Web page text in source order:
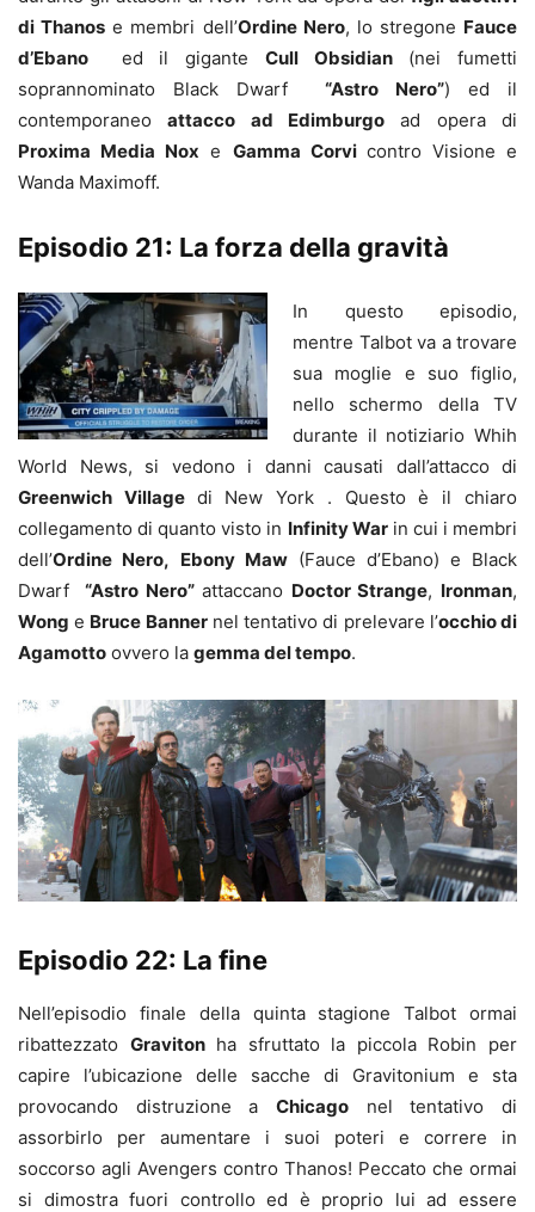
di Thanos e membri dell’Ordine Nero, lo stregone Fauce
d’Ebano ed il gigante Cull Obsidian(nei fumetti
soprannominato Black Dwarf “Astro Nero”) ed il
contemporaneoattacco ad Edimburgo ad opera di
Proxima Media Nox e Gamma Corvi contro Visione e
Wanda Maximoff.
Episodio 21: La forza della gravità
In questo episodio,
mentre Talbot va a trovare
sua moglie e suo figlio,
nello schermo della TV
durante il notiziario Whih
World News, si vedono i danni causati dall’attacco di
Greenwich Village di New York . Questo è il chiaro
collegamento di quanto visto in Infinity Warin cui i membri
dell’Ordine Nero, Ebony Maw (Fauce d’Ebano) e Black
Dwarf“Astro Nero” attaccano Doctor Strange, Ironman,
Wong e Bruce Bannernel tentativo di prelevare l’occhio di
Agamotto ovvero la gemma del tempo.
Episodio 22: La fine
Nell’episodio finale della quinta stagione Talbot ormai
ribattezzato Gravitonha sfruttato la piccola Robin per
capire l’ubicazione delle sacche di Gravitonium e sta
provocando distruzione a Chicago nel tentativo di
assorbirlo per aumentare i suoi poteri e correre in
soccorso agli Avengers contro Thanos! Peccato che ormai
si dimostra fuori controllo ed è proprio lui ad essere